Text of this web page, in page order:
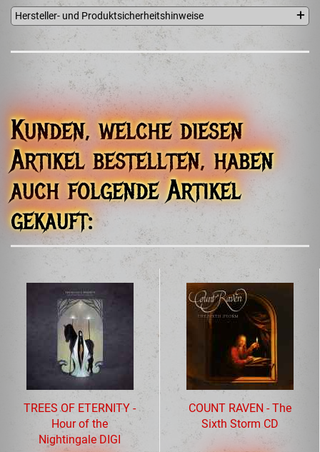
Hersteller- und Produktsicherheitshinweise
Northern Silence Productions
GmbH & Co. KG
Gasanstaltstr. 174 A
09474 Crottendorf
Germany
contact@northern-silence.de
Kunden, welche diesen
Artikel bestellten, haben
auch folgende Artikel
gekauft:
TREES OF ETERNITY -
Hour of the
Nightingale DIGI
COUNT RAVEN - The
Sixth Storm CD